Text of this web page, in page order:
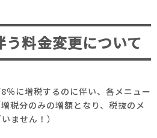
料金変更について
％に増税するのに伴い、各メニュー
税分のみの増額となり、税抜のメ
ません！）